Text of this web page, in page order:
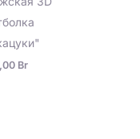
Br